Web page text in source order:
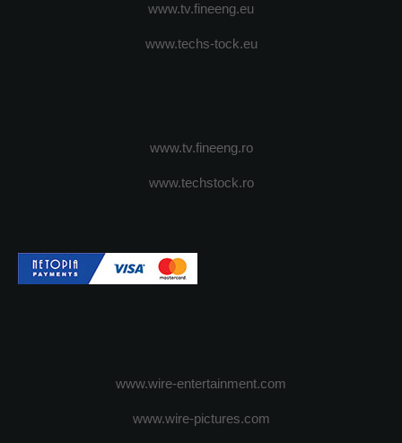
www.tv.fineeng.eu
www.techs-tock.eu
www.tv.fineeng.ro
www.techstock.ro
www.wire-entertainment.com
www.wire-pictures.com